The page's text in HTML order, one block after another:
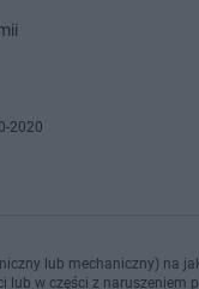
2020
lub mechaniczny) na
w części z naruszeniem